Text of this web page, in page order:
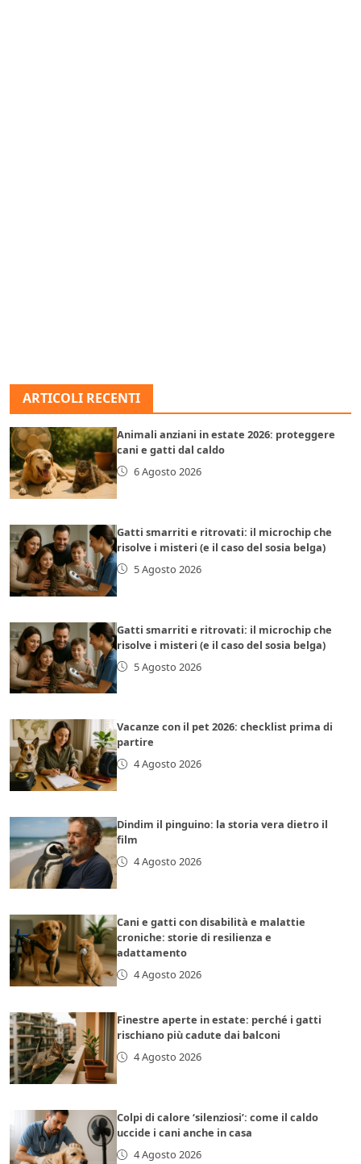
ARTICOLI RECENTI
Animali anziani in estate 2026: proteggere
cani e gatti dal caldo
6 Agosto 2026
Gatti smarriti e ritrovati: il microchip che
risolve i misteri (e il caso del sosia belga)
5 Agosto 2026
Gatti smarriti e ritrovati: il microchip che
risolve i misteri (e il caso del sosia belga)
5 Agosto 2026
Vacanze con il pet 2026: checklist prima di
partire
4 Agosto 2026
Dindim il pinguino: la storia vera dietro il
film
4 Agosto 2026
Cani e gatti con disabilità e malattie
croniche: storie di resilienza e
adattamento
4 Agosto 2026
Finestre aperte in estate: perché i gatti
rischiano più cadute dai balconi
4 Agosto 2026
Colpi di calore ‘silenziosi’: come il caldo
uccide i cani anche in casa
4 Agosto 2026